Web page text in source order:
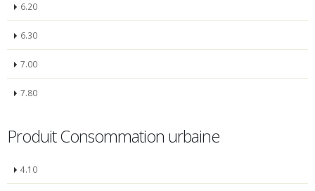
6.20
6.30
7.00
7.80
Produit Consommation urbaine
4.10